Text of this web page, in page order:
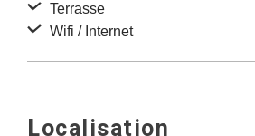
Terrasse
Wifi / Internet
Localisation